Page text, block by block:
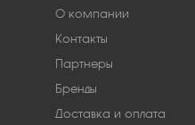
О компании
Контакты
Партнеры
Бренды
Доставка и оплата